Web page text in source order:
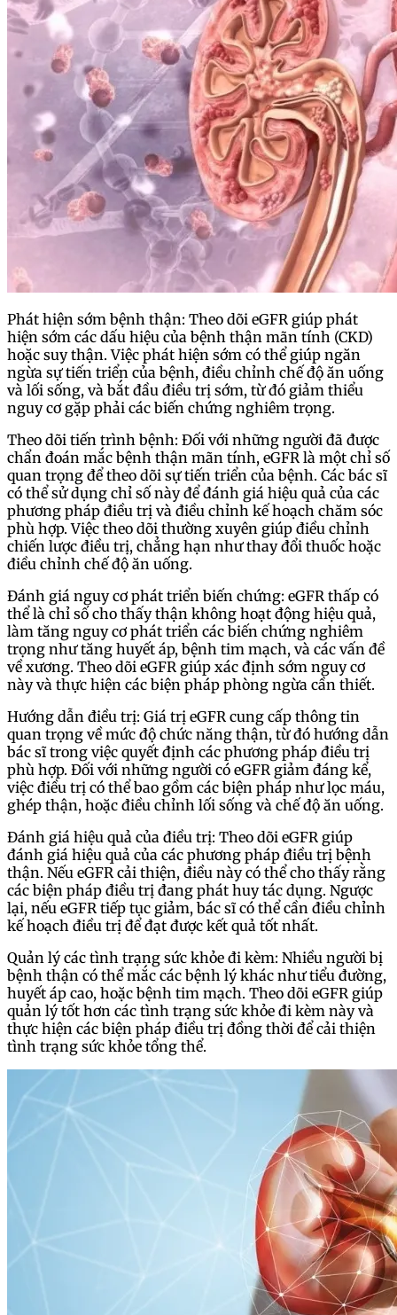
Phát hiện sớm bệnh thận: Theo dõi eGFR giúp phát
hiện sớm các dấu hiệu của bệnh thận mãn tính (CKD)
hoặc suy thận. Việc phát hiện sớm có thể giúp ngăn
ngừa sự tiến triển của bệnh, điều chỉnh chế độ ăn uống
và lối sống, và bắt đầu điều trị sớm, từ đó giảm thiểu
nguy cơ gặp phải các biến chứng nghiêm trọng.
Theo dõi tiến trình bệnh: Đối với những người đã được
chẩn đoán mắc bệnh thận mãn tính, eGFR là một chỉ số
quan trọng để theo dõi sự tiến triển của bệnh. Các bác sĩ
có thể sử dụng chỉ số này để đánh giá hiệu quả của các
phương pháp điều trị và điều chỉnh kế hoạch chăm sóc
phù hợp. Việc theo dõi thường xuyên giúp điều chỉnh
chiến lược điều trị, chẳng hạn như thay đổi thuốc hoặc
điều chỉnh chế độ ăn uống.
Đánh giá nguy cơ phát triển biến chứng: eGFR thấp có
thể là chỉ số cho thấy thận không hoạt động hiệu quả,
làm tăng nguy cơ phát triển các biến chứng nghiêm
trọng như tăng huyết áp, bệnh tim mạch, và các vấn đề
về xương. Theo dõi eGFR giúp xác định sớm nguy cơ
này và thực hiện các biện pháp phòng ngừa cần thiết.
Hướng dẫn điều trị: Giá trị eGFR cung cấp thông tin
quan trọng về mức độ chức năng thận, từ đó hướng dẫn
bác sĩ trong việc quyết định các phương pháp điều trị
phù hợp. Đối với những người có eGFR giảm đáng kể,
việc điều trị có thể bao gồm các biện pháp như lọc máu,
ghép thận, hoặc điều chỉnh lối sống và chế độ ăn uống.
Đánh giá hiệu quả của điều trị: Theo dõi eGFR giúp
đánh giá hiệu quả của các phương pháp điều trị bệnh
thận. Nếu eGFR cải thiện, điều này có thể cho thấy rằng
các biện pháp điều trị đang phát huy tác dụng. Ngược
lại, nếu eGFR tiếp tục giảm, bác sĩ có thể cần điều chỉnh
kế hoạch điều trị để đạt được kết quả tốt nhất.
Quản lý các tình trạng sức khỏe đi kèm: Nhiều người bị
bệnh thận có thể mắc các bệnh lý khác như tiểu đường,
huyết áp cao, hoặc bệnh tim mạch. Theo dõi eGFR giúp
quản lý tốt hơn các tình trạng sức khỏe đi kèm này và
thực hiện các biện pháp điều trị đồng thời để cải thiện
tình trạng sức khỏe tổng thể.